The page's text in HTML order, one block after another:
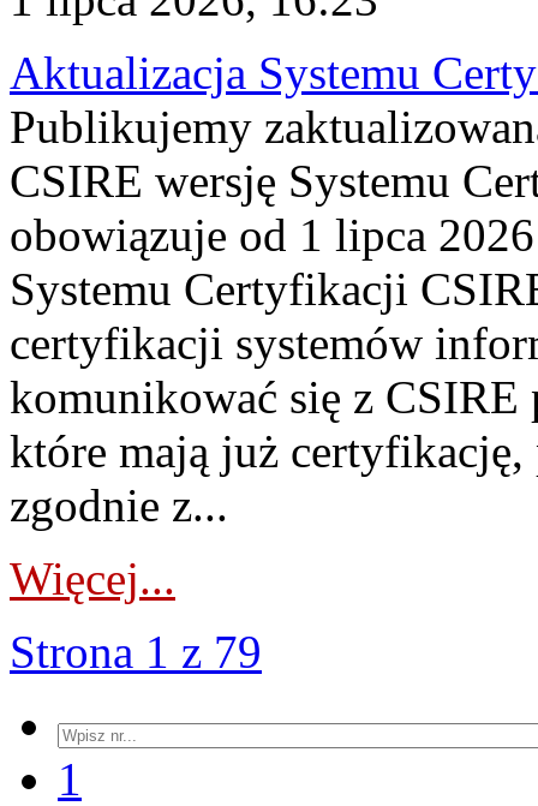
Aktualizacja Systemu
Publikujemy
CSIRE wersję Systemu
obowiązuje od 1 lipca
Systemu Certyfikacji
certyfikacji systemów
komunikować się z
które mają już
zgodnie z...
Więcej...
Strona 1 z 79
1